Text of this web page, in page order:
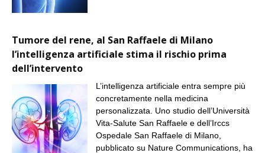
Tumore del rene, al San Raffaele di Milano
l’intelligenza artificiale stima il rischio prima
dell’intervento
L’intelligenza artificiale entra sempre più
concretamente nella medicina
personalizzata. Uno studio dell’Università
Vita-Salute San Raffaele e dell’Irccs
Ospedale San Raffaele di Milano,
pubblicato su Nature Communications, ha